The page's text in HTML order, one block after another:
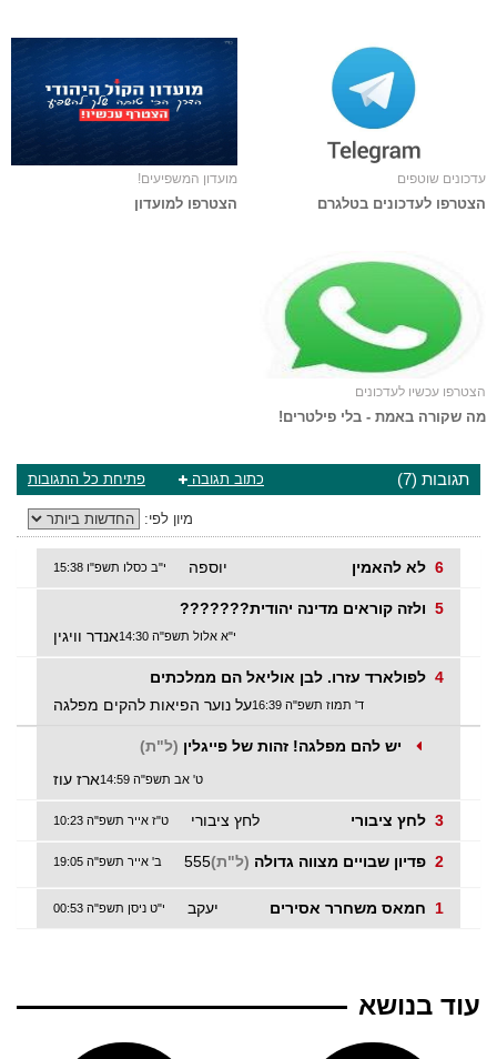
עדכונים שוטפים
הצטרפו לעדכונים בטלגרם
מועדון המשפיעים!
הצטרפו למועדון
הצטרפו עכשיו לעדכונים
מה שקורה באמת - בלי פילטרים!
תגובות (7) פתיחת כל התגובות כתוב תגובה
מיון לפי:
לא להאמין 6 י"ב כסלו תשפ"ו 15:38 יוספה
ולזה קוראים מדינה יהודית??????? 5
י"א אלול תשפ"ה 14:30 אנדר וויגין
לפולארד עזרו. לבן אוליאל הם ממלכתים 4
ד' תמוז תשפ"ה 16:39 על נוער הפיאות להקים מפלגה
יש להם מפלגה! זהות של פייגלין (ל"ת)
ט' אב תשפ"ה 14:59 ארז עוז
לחץ ציבורי 3 ט"ז אייר תשפ"ה 10:23 לחץ ציבורי
פדיון שבויים מצווה גדולה (ל"ת) 2 ב' אייר תשפ"ה 19:05 555
חמאס משחרר אסירים 1 י"ט ניסן תשפ"ה 00:53 יעקב
עוד בנושא